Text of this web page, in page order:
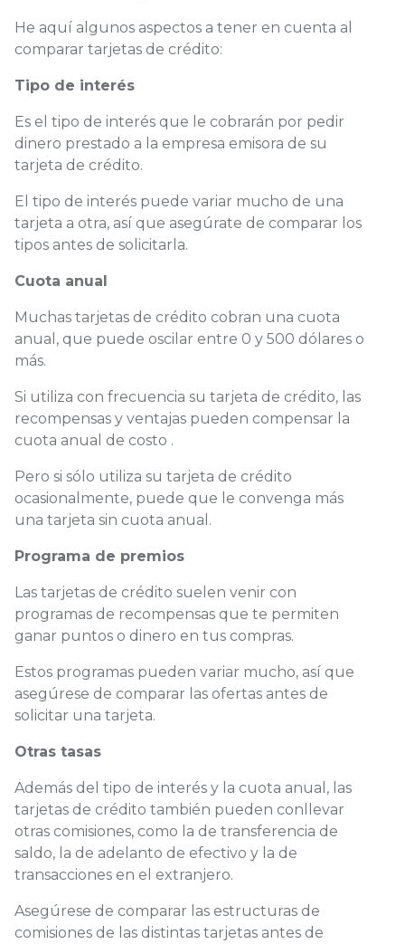
He aquí algunos aspectos a tener en cuenta al
comparar tarjetas de crédito:
Tipo de interés
Es el tipo de interés que le cobrarán por pedir
dinero prestado a la empresa emisora de su
tarjeta de crédito.
El tipo de interés puede variar mucho de una
tarjeta a otra, así que asegúrate de comparar los
tipos antes de solicitarla.
Cuota anual
Muchas tarjetas de crédito cobran una cuota
anual, que puede oscilar entre 0 y 500 dólares o
más.
Si utiliza con frecuencia su tarjeta de crédito, las
recompensas y ventajas pueden compensar la
cuota anual de costo .
Pero si sólo utiliza su tarjeta de crédito
ocasionalmente, puede que le convenga más
una tarjeta sin cuota anual.
Programa de premios
Las tarjetas de crédito suelen venir con
programas de recompensas que te permiten
ganar puntos o dinero en tus compras.
Estos programas pueden variar mucho, así que
asegúrese de comparar las ofertas antes de
solicitar una tarjeta.
Otras tasas
Además del tipo de interés y la cuota anual, las
tarjetas de crédito también pueden conllevar
otras comisiones, como la de transferencia de
saldo, la de adelanto de efectivo y la de
transacciones en el extranjero.
Asegúrese de comparar las estructuras de
comisiones de las distintas tarjetas antes de